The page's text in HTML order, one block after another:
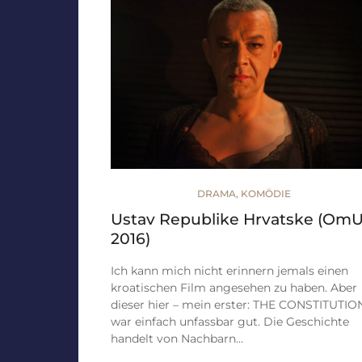
DRAMA, KOMÖDIE
Ustav Republike Hrvatske
2016)
Ich kann mich nicht erinnern jemals einen
kroatischen Film angesehen zu haben. Aber
dieser hier – mein erster: THE
war einfach unfassbar gut. Die Geschichte
handelt von Nachbarn…